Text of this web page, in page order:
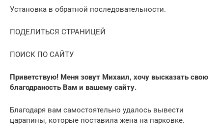
Установка в обратной последовательности.
ПОДЕЛИТЬСЯ СТРАНИЦЕЙ
ПОИСК ПО САЙТУ
Приветствую! Меня зовут Михаил, хочу высказать свою
благодраность Вам и вашему сайту.
Благодаря вам самостоятельно удалось вывести
царапины, которые поставила жена на парковке.